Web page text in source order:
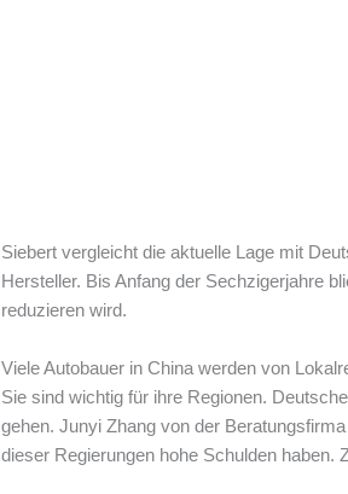
Siebert vergleicht die aktuelle Lage mit
Hersteller. Bis Anfang der Sechzigerjahre
reduzieren wird.
Viele Autobauer in China werden von
Sie sind wichtig für ihre Regionen.
gehen. Junyi Zhang von der
dieser Regierungen hohe Schulden haben.